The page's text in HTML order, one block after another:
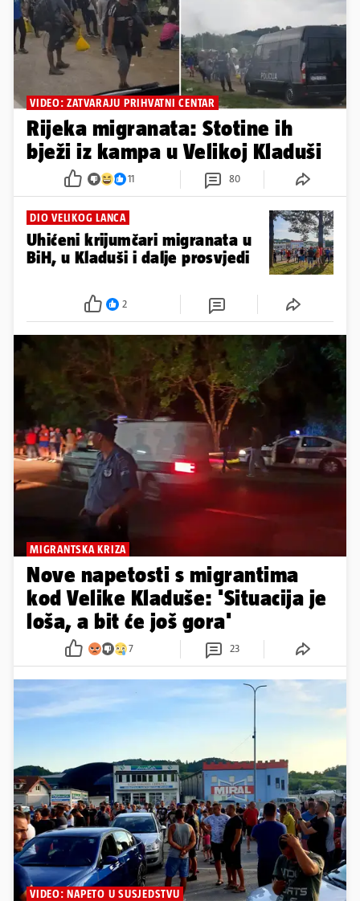
VIDEO: ZATVARAJU PRIHVATNI CENTAR
Rijeka migranata: Stotine ih
bježi iz kampa u Velikoj Kladuši
11 80
DIO VELIKOG LANCA
Uhićeni krijumčari migranata u
BiH, u Kladuši i dalje prosvjedi
2
MIGRANTSKA KRIZA
Nove napetosti s migrantima
kod Velike Kladuše: 'Situacija je
loša, a bit će još gora'
7 23
VIDEO: NAPETO U SUSJEDSTVU